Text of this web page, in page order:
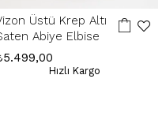
Üstü Krep Altı
Abiye Elbise
Hızlı Kargo